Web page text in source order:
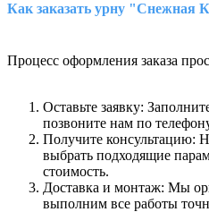
Как заказать урну "Снежная
Процесс оформления заказа
Оставьте заявку:
позвоните нам по
Получите консультацию:
выбрать подходящие
стоимость.
Доставка и монтаж: Мы
выполним все работы